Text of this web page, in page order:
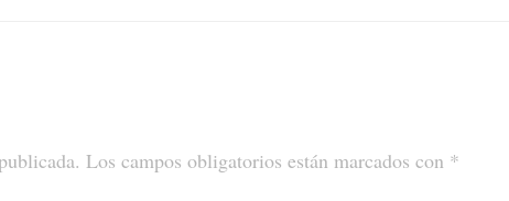
Los campos obligatorios están marcados con *